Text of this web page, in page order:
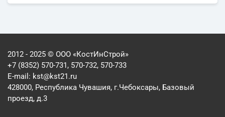
2012 - 2025 © ООО «КостИнСтрой»
+7 (8352) 570-731, 570-732, 570-733
E-mail: kst@kst21.ru
428000, Республика Чувашия, г.Чебоксары, Базовый
проезд, д.3